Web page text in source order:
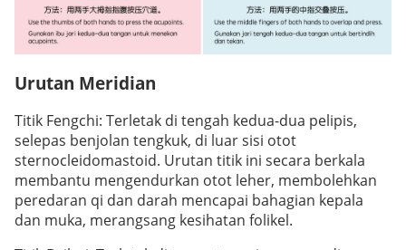
Urutan Meridian
Titik Fengchi: Terletak di tengah kedua-dua pelipis,
selepas benjolan tengkuk, di luar sisi otot
sternocleidomastoid. Urutan titik ini secara berkala
membantu mengendurkan otot leher, membolehkan
peredaran qi dan darah mencapai bahagian kepala
dan muka, merangsang kesihatan folikel.